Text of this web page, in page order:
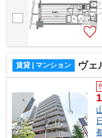
賃貸 | マンション ヴェ